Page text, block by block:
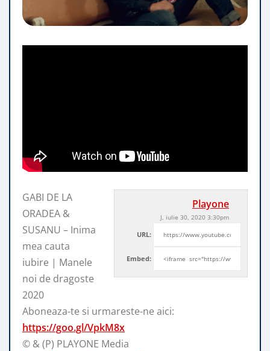
Playone
J, iulie 30, 2020 3:30pm
URL:
Embed:
GABI DE LA
ORADEA &
SUSANU – Inima
mea cauta
iubire | Manele
noi de dragoste
2020
Aboneaza-te si urmareste-ne aici:
https://goo.gl/VpkM8x
© & (P) PLAYONE Media